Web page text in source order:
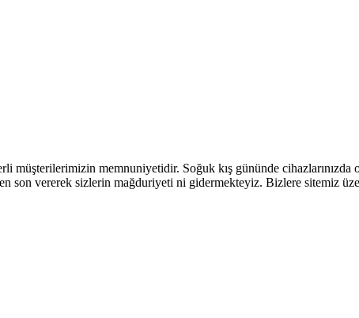
müşterilerimizin memnuniyetidir. Soğuk kış gününde
son vererek sizlerin mağduriyeti ni gidermekteyiz. Bizlere sitemiz